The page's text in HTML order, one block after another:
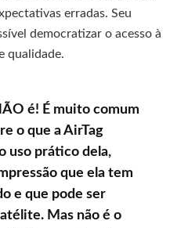
erradas. Seu
democratizar o acesso à
qualidade.
é! É muito comum
o que a AirTag
uso prático dela,
que ela tem
e que pode ser
Mas não é o